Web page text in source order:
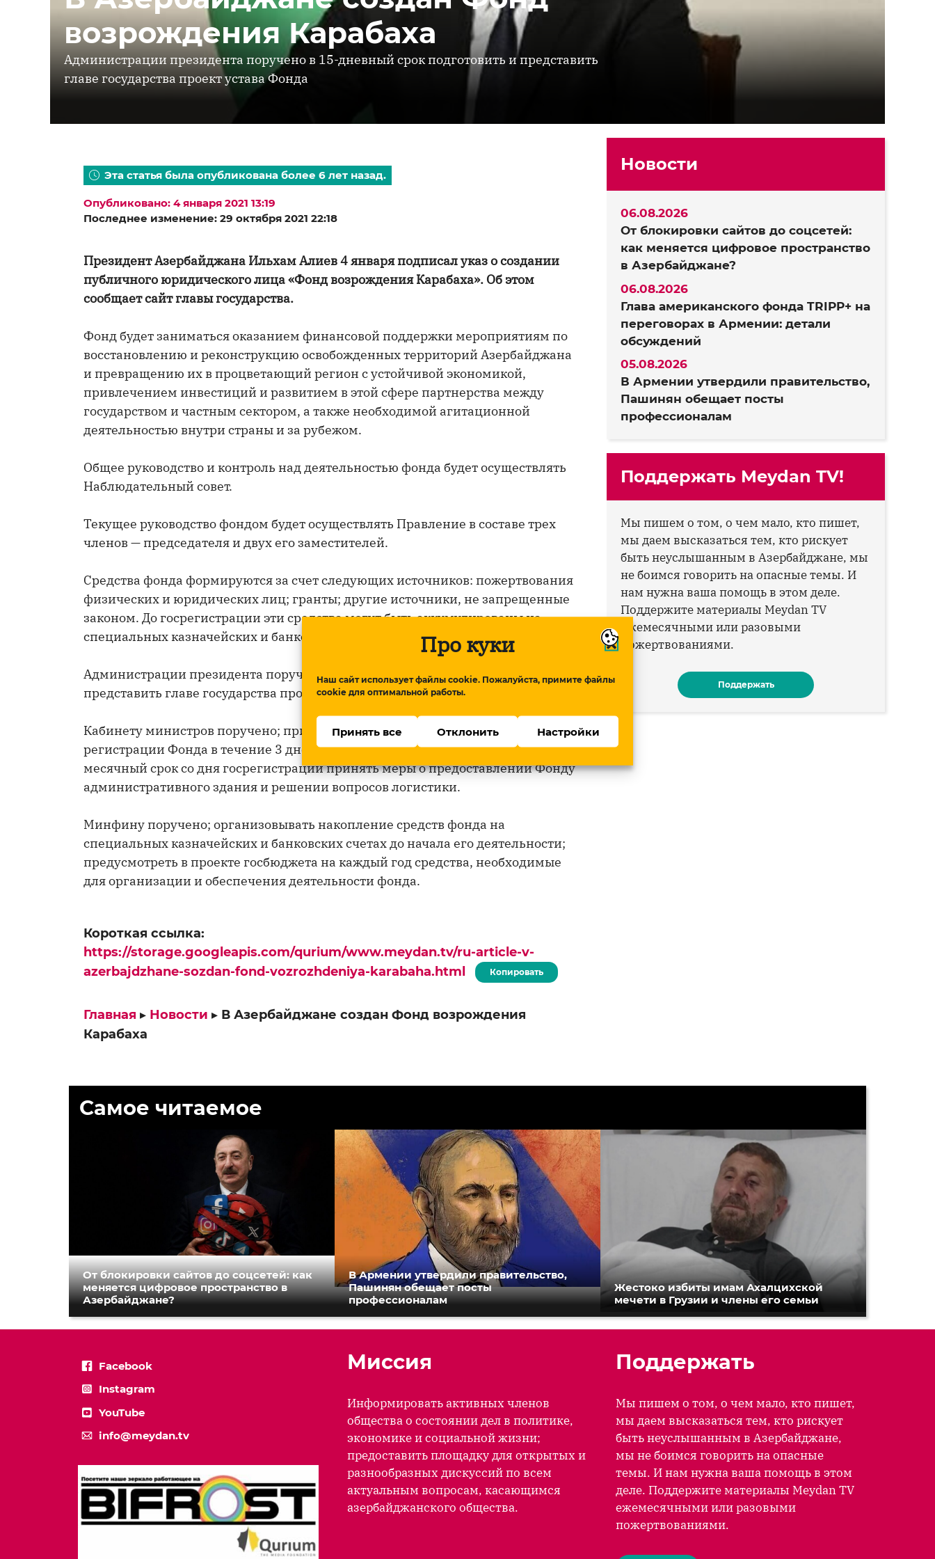
Про куки
Наш сайт использует файлы cookie. Пожалуйста, примите файлы
cookie для оптимальной работы.
Принять все Отклонить Настройки
возрождения Карабаха
Администрации президента поручено в 15-дневный срок подготовить и представить
главе государства проект устава Фонда
Эта статья была опубликована более 6 лет назад.
Опубликовано: 4 января 2021 13:19
Последнее изменение: 29 октября 2021 22:18
Президент Азербайджана Ильхам Алиев 4 января подписал указ о создании
публичного юридического лица «Фонд возрождения Карабаха». Об этом
сообщает сайт главы государства.
Фонд будет заниматься оказанием финансовой поддержки мероприятиям по
восстановлению и реконструкцию освобожденных территорий Азербайджана
и превращению их в процветающий регион с устойчивой экономикой,
привлечением инвестиций и развитием в этой сфере партнерства между
государством и частным сектором, а также необходимой агитационной
деятельностью внутри страны и за рубежом.
Общее руководство и контроль над деятельностью фонда будет осуществлять
Наблюдательный совет.
Текущее руководство фондом будет осуществлять Правление в составе трех
членов — председателя и двух его заместителей.
Средства фонда формируются за счет следующих источников: пожертвования
физических и юридических лиц; гранты; другие источники, не запрещенные
законом. До госрегистрации эти средства могут быть аккумулированы на
специальных казначейских и банковских счетах Фонда.
Администрации президента поручено в 15-дневный срок подготовить и
представить главе государства проект устава Фонда.
Кабинету министров поручено; принять меры по государственной
регистрации Фонда в течение 3 дней после утверждения его устава; в
месячный срок со дня госрегистрации принять меры о предоставлении Фонду
административного здания и решении вопросов логистики.
Минфину поручено; организовывать накопление средств фонда на
специальных казначейских и банковских счетах до начала его деятельности;
предусмотреть в проекте госбюджета на каждый год средства, необходимые
для организации и обеспечения деятельности фонда.
Короткая ссылка:
https://storage.googleapis.com/qurium/www.meydan.tv/ru-article-v-
azerbajdzhane-sozdan-fond-vozrozhdeniya-karabaha.html
Копировать
Главная ▸ Новости ▸ В Азербайджане создан Фонд возрождения
Карабаха
Новости
От блокировки сайтов до соцсетей:
как меняется цифровое пространство
в Азербайджане?
06.08.2026
Глава американского фонда TRIPP+ на
переговорах в Армении: детали
обсуждений
06.08.2026
В Армении утвердили правительство,
Пашинян обещает посты
профессионалам
05.08.2026
Поддержать Meydan TV!
Мы пишем о том, о чем мало, кто пишет,
мы даем высказаться тем, кто рискует
быть неуслышанным в Азербайджане, мы
не боимся говорить на опасные темы. И
нам нужна ваша помощь в этом деле.
Поддержите материалы Meydan TV
ежемесячными или разовыми
пожертвованиями.
Поддержать
Самое читаемое
От блокировки сайтов до соцсетей: как
меняется цифровое пространство в
Азербайджане?
В Армении утвердили правительство,
Пашинян обещает посты
профессионалам
Жестоко избиты имам Ахалцихской
мечети в Грузии и члены его семьи
Facebook
Instagram
YouTube
info@meydan.tv
Миссия
Информировать активных членов
общества о состоянии дел в политике,
экономике и социальной жизни;
предоставить площадку для открытых и
разнообразных дискуссий по всем
актуальным вопросам, касающимся
азербайджанского общества.
Поддержать
Мы пишем о том, о чем мало, кто пишет,
мы даем высказаться тем, кто рискует
быть неуслышанным в Азербайджане,
мы не боимся говорить на опасные
темы. И нам нужна ваша помощь в этом
деле. Поддержите материалы Meydan TV
ежемесячными или разовыми
пожертвованиями.